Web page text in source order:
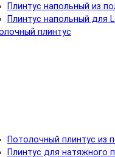
Плинтус напольный из
Плинтус напольный для
плинтус
Потолочный плинтус из
Плинтус для натяжного